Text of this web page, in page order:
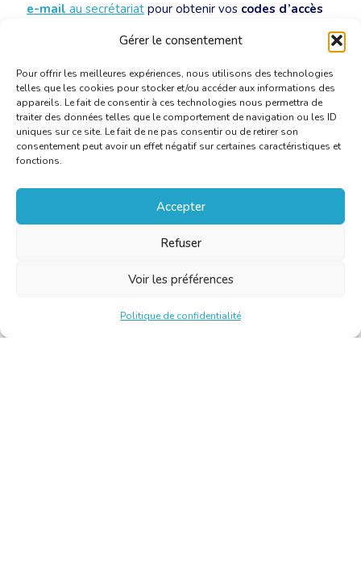
Gérer le consentement
Pour offrir les meilleures expériences, nous utilisons des technologies
telles que les cookies pour stocker et/ou accéder aux informations des
appareils. Le fait de consentir à ces technologies nous permettra de
traiter des données telles que le comportement de navigation ou les ID
uniques sur ce site. Le fait de ne pas consentir ou de retirer son
consentement peut avoir un effet négatif sur certaines caractéristiques et
fonctions.
Accepter
Refuser
Voir les préférences
Politique de confidentialité
e-mail au secrétariat pour obtenir vos codes d’accès